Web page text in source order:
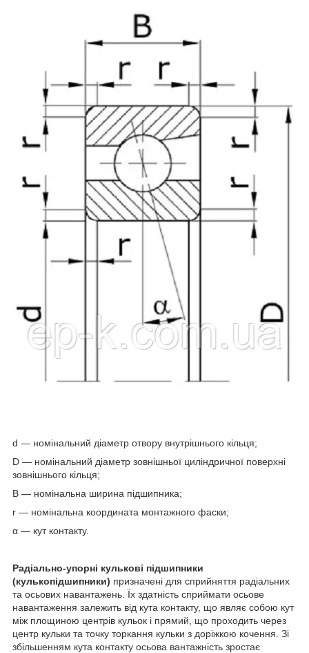
d — номінальний діаметр отвору внутрішнього кільця;
D — номінальний діаметр зовнішньої циліндричної поверхні
зовнішнього кільця;
B — номінальна ширина підшипника;
r — номінальна координата монтажного фаски;
α — кут контакту.
Радіально-упорні кулькові підшипники
(кулькопідшипники) призначені для сприйняття радіальних
та осьових навантажень. Їх здатність сприймати осьове
навантаження залежить від кута контакту, що являє собою кут
між площиною центрів кульок і прямий, що проходить через
центр кульки та точку торкання кульки з доріжкою кочення. Зі
збільшенням кута контакту осьова вантажність зростає